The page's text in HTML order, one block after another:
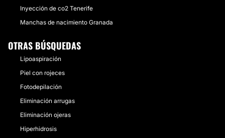
Inyección de co2 Tenerife
Manchas de nacimiento Granada
OTRAS BÚSQUEDAS
Lipoaspiración
Piel con rojeces
Fotodepilación
Eliminación arrugas
Eliminación ojeras
Hiperhidrosis